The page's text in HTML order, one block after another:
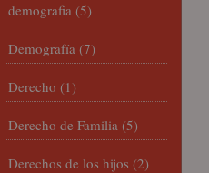
demografia (5)
Demografía (7)
Derecho (1)
Derecho de Familia (5)
Derechos de los hijos (2)